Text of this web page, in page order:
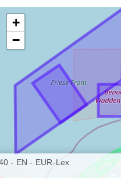
+
−
- EN - EUR-Lex